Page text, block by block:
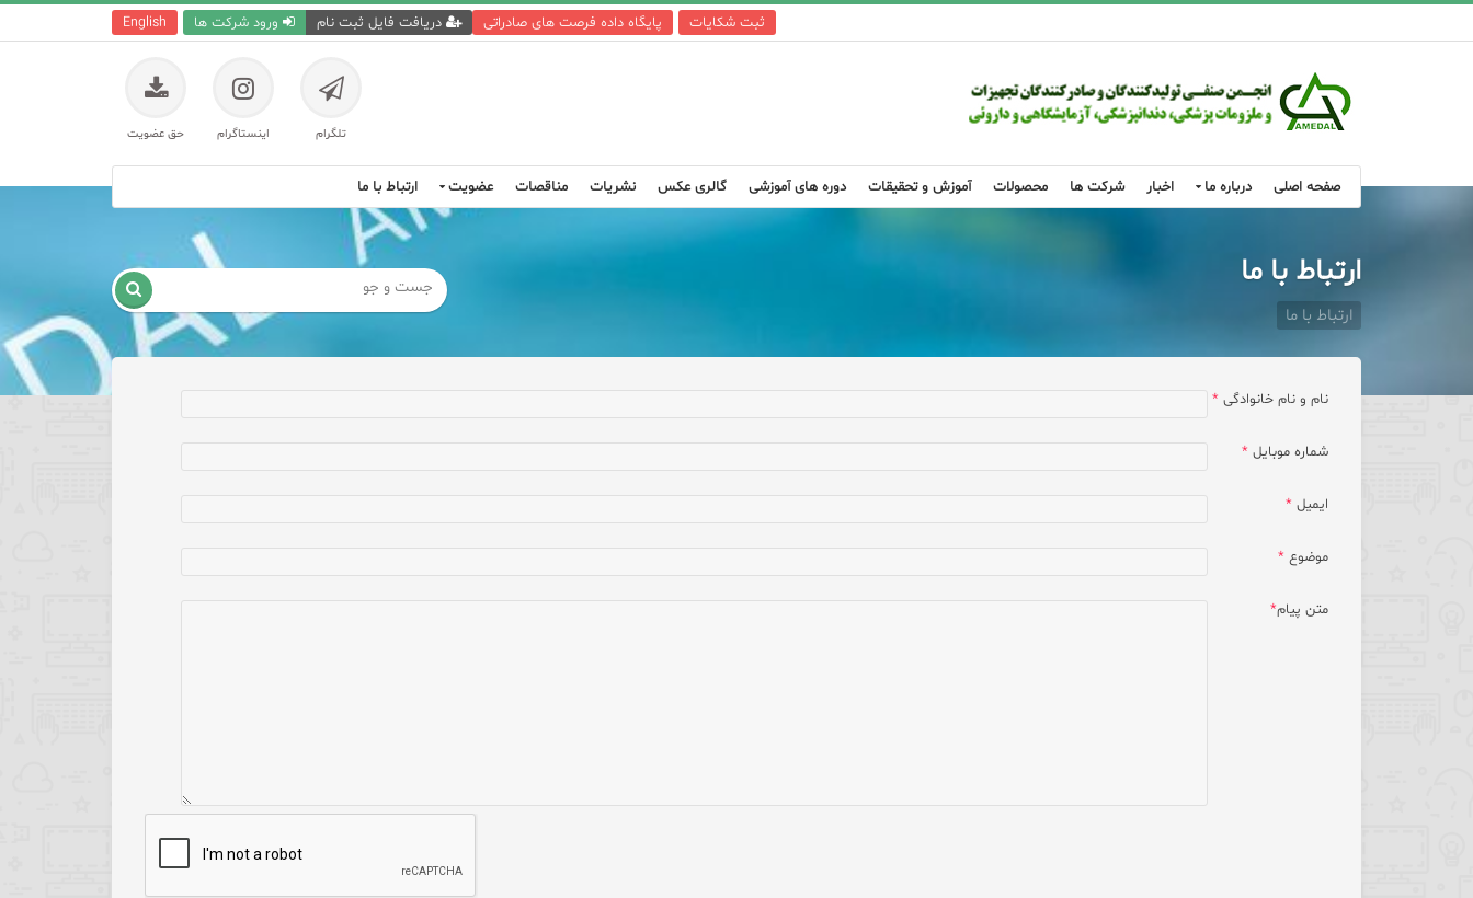
English ورود شرکت ها دریافت فایل ثبت نام پایگاه داده فرصت های صادراتی ثبت شکایات
تلگرام اینستاگرام حق عضویت
صفحه اصلی درباره ما اخبار شرکت ها محصولات آموزش و تحقیقات دوره های آموزشی گالری عکس نشریات مناقصات عضویت ارتباط با ما
ارتباط با ما
ارتباط با ما

نام و نام خانوادگی *
شماره موبایل *
ایمیل *
موضوع *
متن پیام*